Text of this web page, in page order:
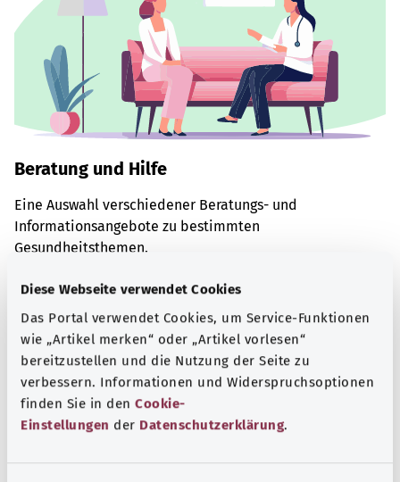
Diese Webseite verwendet Cookies
Das Portal verwendet Cookies, um Service-Funktionen
wie „Artikel merken“ oder „Artikel vorlesen“
bereitzustellen und die Nutzung der Seite zu
verbessern. Informationen und Widerspruchsoptionen
finden Sie in den Cookie-
Einstellungen der Datenschutzerklärung.
Beratung und Hilfe
Eine Auswahl verschiedener Beratungs- und
Informationsangebote zu bestimmten
Gesundheitsthemen.
Mehr erfahren